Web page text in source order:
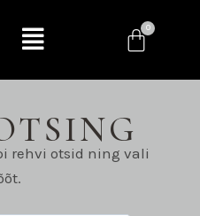
rehvi otsid ning vali